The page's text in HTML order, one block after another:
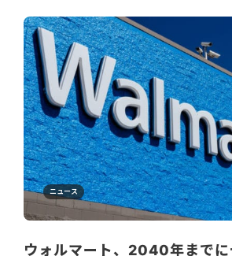
ニュース
ウォルマート、2040年までに